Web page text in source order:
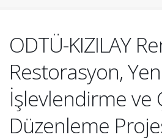
ODTÜ-KIZILAY
Restorasyon,
İşlevlendirme ve
Düzenleme